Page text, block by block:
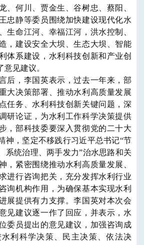
、何川、贾金生、谷树忠、蔡阳、
忠静等委员围绕加快建设现代化水
生命江河、幸福江河，洪水控制、
，建设安全大坝、生态大坝、智能
体系建设，水利科技创新和产业创
见建议。
，李国英表示，过去一年来，部
大决策部署、推动水利高质量发展
任务、水利科技创新关键问题，深
研论证，为水利工作科学决策提供
，部科技委要深入贯彻党的二十大
神，坚定不移践行习近平总书记“节
系统治理、两手发力”治水思路和关
，紧密围绕推动水利高质量发展、
进行咨询把关，充分发挥水利行业
询机构作用，为确保基本实现水利
展提供有力支撑。李国英对本次会
见建议逐一作了回应，并表示，水
委员提出的意见建议，加强咨询成
利科学决策、民主决策、依法决